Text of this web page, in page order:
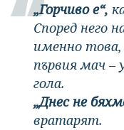
„Горчиво е“,
Според него
именно
първия мач –
гола.
„Днес не
вратарят.